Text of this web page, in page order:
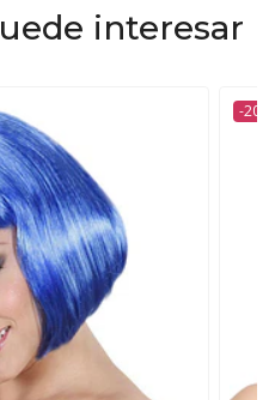
interesar
-20%